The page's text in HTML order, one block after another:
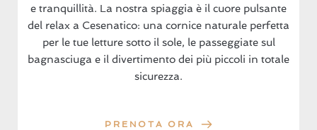
e tranquillità. La nostra spiaggia è il cuore pulsante
del relax a Cesenatico: una cornice naturale perfetta
per le tue letture sotto il sole, le passeggiate sul
bagnasciuga e il divertimento dei più piccoli in totale
sicurezza.
PRENOTA ORA